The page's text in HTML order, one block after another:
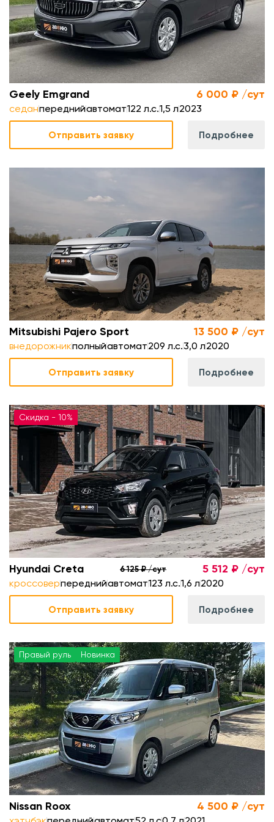
Geely Emgrand 6 000 ₽ /сут
седанпереднийавтомат122 л.с.1,5 л2023
Отправить заявку Подробнее
Mitsubishi Pajero Sport 13 500 ₽ /сут
внедорожникполныйавтомат209 л.с.3,0 л2020
Отправить заявку Подробнее
Скидка - 10%
Hyundai Creta 6 125 ₽ /сут 5 512 ₽ /сут
кроссоверпереднийавтомат123 л.с.1,6 л2020
Отправить заявку Подробнее
Правый руль Новинка
Nissan Roox 4 500 ₽ /сут